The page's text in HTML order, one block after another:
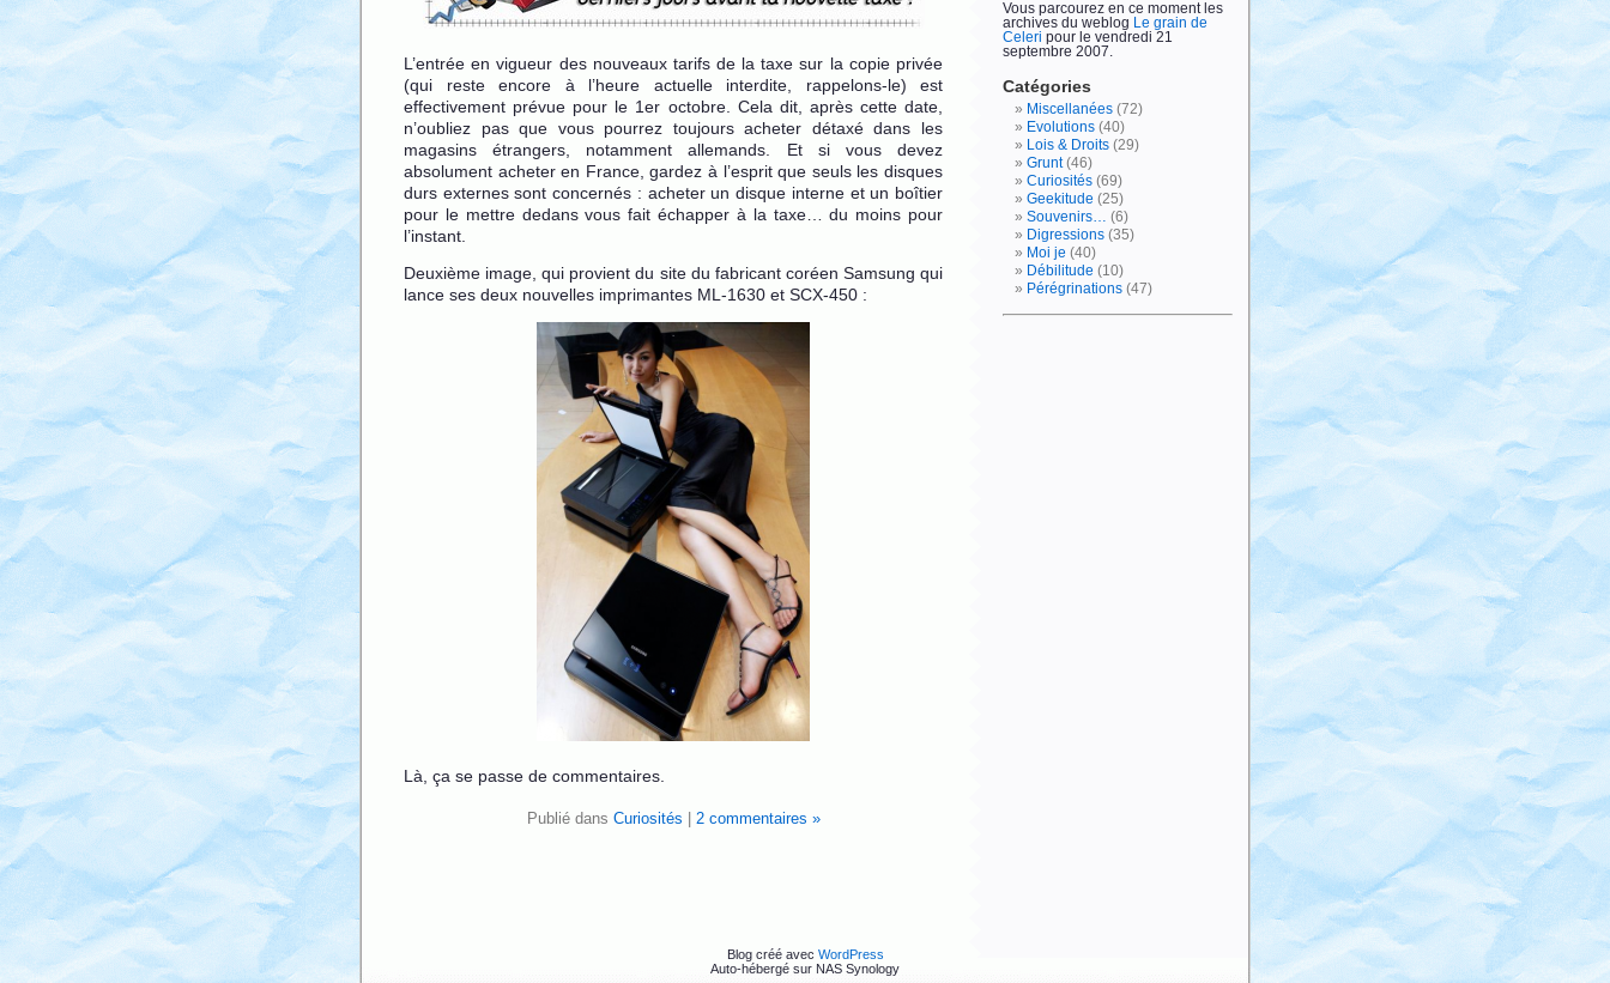
L’entrée en vigueur des nouveaux tarifs de la taxe sur la copie privée
(qui reste encore à l’heure actuelle interdite, rappelons-le) est
effectivement prévue pour le 1er octobre. Cela dit, après cette date,
n’oubliez pas que vous pourrez toujours acheter détaxé dans les
magasins étrangers, notamment allemands. Et si vous devez
absolument acheter en France, gardez à l’esprit que seuls les disques
durs externes sont concernés : acheter un disque interne et un boîtier
pour le mettre dedans vous fait échapper à la taxe… du moins pour
l’instant.
Deuxième image, qui provient du site du fabricant coréen Samsung qui
lance ses deux nouvelles imprimantes ML-1630 et SCX-450 :
Là, ça se passe de commentaires.
Publié dans Curiosités 2 commentaires »
Vous parcourez en ce moment les
archives du weblog
Le grain de
Celeri pour le vendredi 21
septembre 2007.
Catégories
Miscellanées (72)
Evolutions (40)
Lois & Droits (29)
Grunt(46)
Curiosités (69)
Geekitude (25)
Souvenirs…
(6)
Digressions (35)
Moi je (40)
Débilitude (10)
Pérégrinations (47)
Blog créé avec WordPress
Auto-hébergé sur NAS Synology